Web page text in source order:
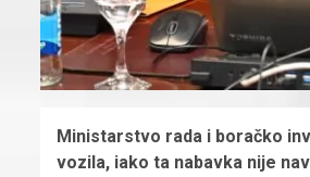
Ministarstvo rada i boračko
vozila, iаkо ta nabavka nije